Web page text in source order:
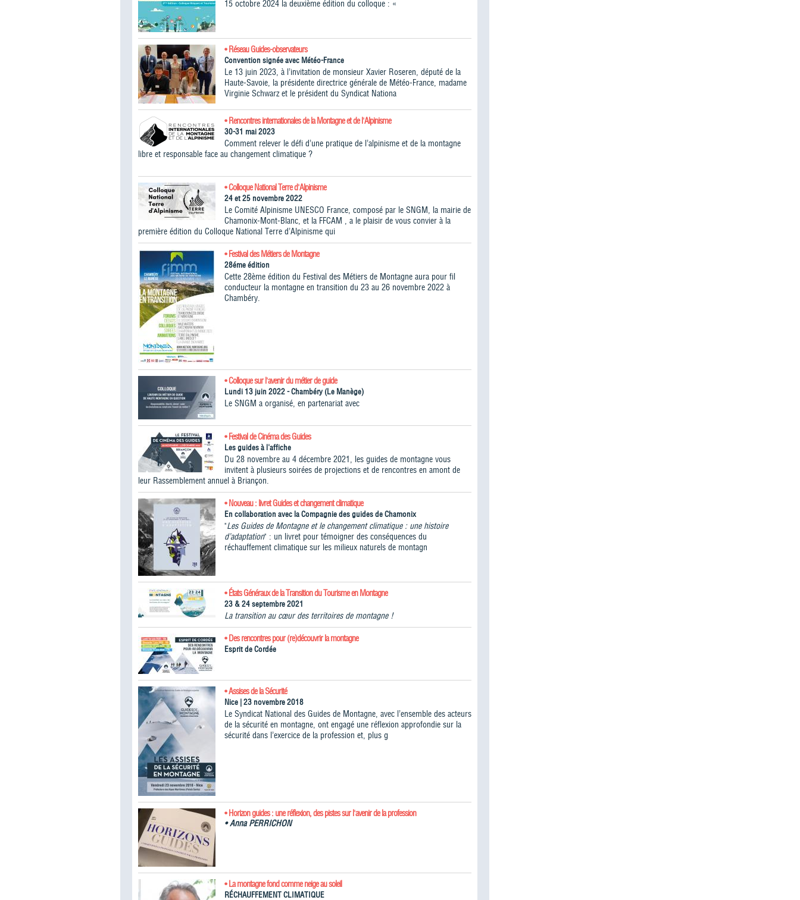
15 octobre 2024 la deuxième édition du colloque : «
• Réseau Guides-observateurs
Convention signée avec Météo-France
Le 13 juin 2023, à l’invitation de monsieur Xavier Roseren, député de la
Haute-Savoie, la présidente directrice générale de Météo-France, madame
Virginie Schwarz et le président du Syndicat Nationa
• Rencontres internationales de la Montagne et de l'Alpinisme
30-31 mai 2023
Comment relever le défi d’une pratique de l’alpinisme et de la montagne
libre et responsable face au changement climatique ?
• Colloque National Terre d'Alpinisme
24 et 25 novembre 2022
Le Comité Alpinisme UNESCO France, composé par le SNGM, la mairie de
Chamonix-Mont-Blanc, et la FFCAM , a le plaisir de vous convier à la
première édition du Colloque National Terre d’Alpinisme qui
• Festival des Métiers de Montagne
28éme édition
Cette 28ème édition du Festival des Métiers de Montagne aura pour fil
conducteur la montagne en transition du 23 au 26 novembre 2022 à
Chambéry.
• Colloque sur l'avenir du métier de guide
Lundi 13 juin 2022 - Chambéry (Le Manège)
Le SNGM a organisé, en partenariat avec
• Festival de Cinéma des Guides
Les guides à l'affiche
Du 28 novembre au 4 décembre 2021, les guides de montagne vous
invitent à plusieurs soirées de projections et de rencontres en amont de
leur Rassemblement annuel à Briançon.
• Nouveau : livret Guides et changement climatique
En collaboration avec la Compagnie des guides de Chamonix
"Les Guides de Montagne et le changement climatique : une histoire
d’adaptation" : un livret pour témoigner des conséquences du
réchauffement climatique sur les milieux naturels de montagn
• États Généraux de la Transition du Tourisme en Montagne
23 & 24 septembre 2021
La transition au cœur des territoires de montagne !
• Des rencontres pour (re)découvrir la montagne
Esprit de Cordée
• Assises de la Sécurité
Nice | 23 novembre 2018
Le Syndicat National des Guides de Montagne, avec l’ensemble des acteurs
de la sécurité en montagne, ont engagé une réflexion approfondie sur la
sécurité dans l’exercice de la profession et, plus g
• Horizon guides : une réflexion, des pistes sur l'avenir de la profession
•Anna PERRICHON
• La montagne fond comme neige au soleil
RÉCHAUFFEMENT CLIMATIQUE